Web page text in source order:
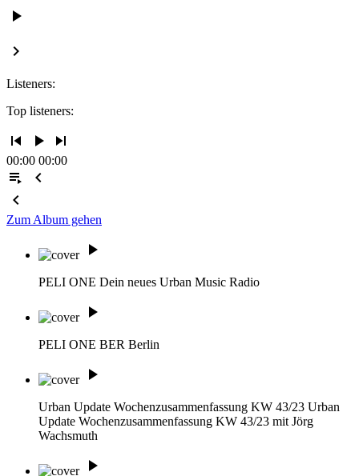
play_arrow
keyboard_arrow_right
Listeners:
Top listeners:
skip_previous play_arrow skip_next
00:00 00:00
playlist_play
chevron_left
chevron_left
Zum Album gehen
play_arrow
PELI ONE Dein neues Urban Music Radio
play_arrow
PELI ONE BER Berlin
play_arrow
Urban Update Wochenzusammenfassung KW 43/23 Urban
Update Wochenzusammenfassung KW 43/23 mit Jörg
Wachsmuth
play_arrow